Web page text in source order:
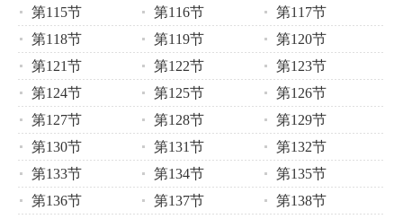
第115节 第116节
第117节
第118节
第119节
第120节
第121节
第122节
第123节
第124节
第125节
第126节
第127节
第128节
第129节
第130节
第131节
第132节
第133节
第134节
第135节
第136节
第137节
第138节